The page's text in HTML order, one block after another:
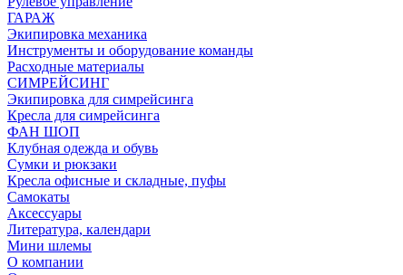
ГАРАЖ
Экипировка механика
Инструменты и оборудование команды
Расходные материалы
СИМРЕЙСИНГ
Экипировка для симрейсинга
Кресла для симрейсинга
ФАН ШОП
Клубная одежда и обувь
Сумки и рюкзаки
Кресла офисные и складные, пуфы
Самокаты
Аксессуары
Литература, календари
Мини шлемы
О компании